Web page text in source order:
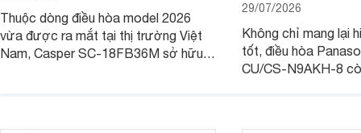
Thuộc dòng điều hòa model 2026
vừa được ra mắt tại thị trường Việt
Nam, Casper SC-18FB36M sở hữu
29/07/2026
Không chỉ mang lại
tốt, điều hòa
CU/CS-N9AKH-8